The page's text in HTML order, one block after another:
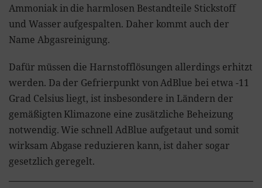
Ammoniak in die harmlosen Bestandteile Stickstoff
und Wasser aufgespalten. Daher kommt auch der
Name Abgasreinigung.
Dafür müssen die Harnstofflösungen allerdings erhitzt
werden. Da der Gefrierpunkt von AdBlue bei etwa -11
Grad Celsius liegt, ist insbesondere in Ländern der
gemäßigten Klimazone eine zusätzliche Beheizung
notwendig. Wie schnell AdBlue aufgetaut und somit
wirksam Abgase reduzieren kann, ist daher sogar
gesetzlich geregelt.